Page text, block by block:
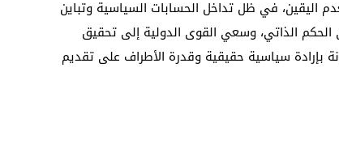
اليقين، في ظل تداخل الحسابات السياسية وتباين
الذاتي، وسعي القوى الدولية إلى تحقيق
بإرادة سياسية حقيقية وقدرة الأطراف على تقديم